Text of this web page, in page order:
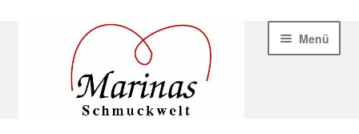
Navigation
Menü